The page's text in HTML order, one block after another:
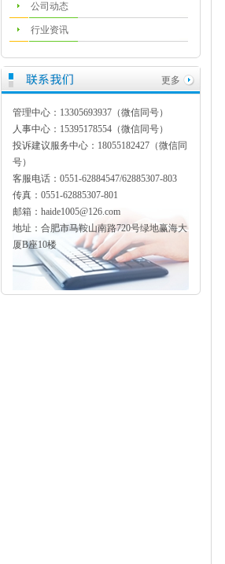
公司动态
行业资讯
更多
管理中心：13305693937（微信同号）
人事中心：15395178554（微信同号）
投诉建议服务中心：18055182427（微信同
号）
客服电话：0551-62884547/62885307-803
传真：0551-62885307-801
邮箱：haide1005@126.com
地址：合肥市马鞍山南路720号绿地赢海大
厦B座10楼